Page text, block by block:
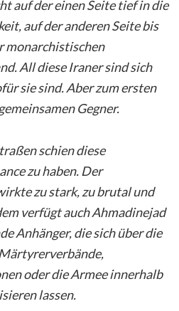
auf der einen Seite tief in die
auf der anderen Seite bis
monarchistischen
All diese Iraner sind sich
sie sind. Aber zum ersten
Gegner.
schien diese
zu haben. Der
zu stark, zu brutal und
verfügt auch Ahmadinejad
Anhänger, die sich über die
oder die Armee innerhalb
lassen.